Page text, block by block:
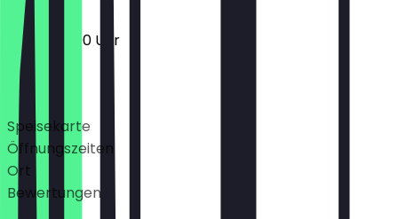
12:00 - 22:00 Uhr
Deals
Speisekarte
Öffnungszeiten
Ort
Bewertungen